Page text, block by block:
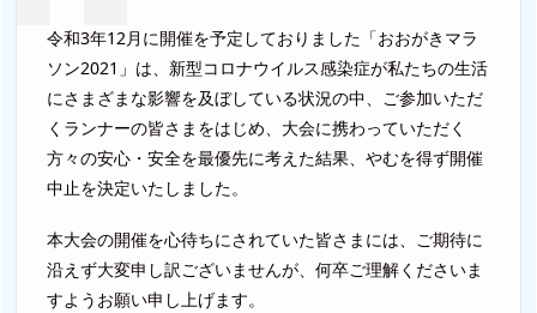
令和3年12月に開催を予定しておりました「おおがきマラ
ソン2021」は、新型コロナウイルス感染症が私たちの生活
にさまざまな影響を及ぼしている状況の中、ご参加いただ
くランナーの皆さまをはじめ、大会に携わっていただく
方々の安心・安全を最優先に考えた結果、やむを得ず開催
中止を決定いたしました。
本大会の開催を心待ちにされていた皆さまには、ご期待に
沿えず大変申し訳ございませんが、何卒ご理解くださいま
すようお願い申し上げます。